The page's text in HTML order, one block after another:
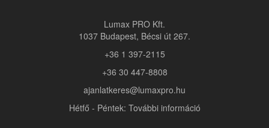
Lumax PRO Kft.
1037 Budapest, Bécsi út 267.
+36 1 397-2115
+36 30 447-8808
ajanlatkeres@lumaxpro.hu
Hétfő - Péntek: További információ